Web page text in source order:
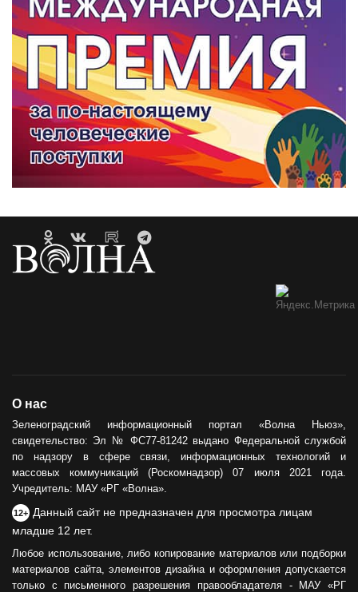
О нас
Зеленоградский информационный портал «Волна Ньюз»,
свидетельство: Эл № ФС77-81242 выдано Федеральной службой
по надзору в сфере связи, информационных технологий и
массовых коммуникаций (Роскомнадзор) 07 июля 2021 года.
Учредитель: МАУ «РГ «Волна».
12+ Данный сайт не предназначен для просмотра лицам
младше 12 лет.
Любое использование, либо копирование материалов или подборки
материалов сайта, элементов дизайна и оформления допускается
только с письменного разрешения правообладателя - МАУ «РГ